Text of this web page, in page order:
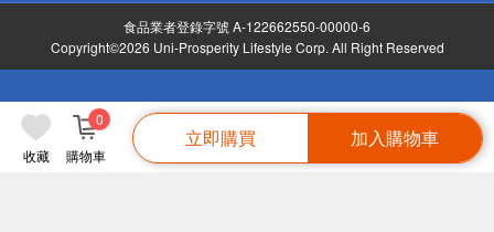
收藏 購物車
0
立即購買 加入購物車
食品業者登錄字號 A-122662550-00000-6
Copyright©2026 Uni-Prosperity Lifestyle Corp. All Right Reserved